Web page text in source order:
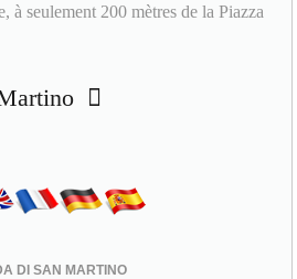
à seulement 200 mètres de la Piazza
DI SAN MARTINO